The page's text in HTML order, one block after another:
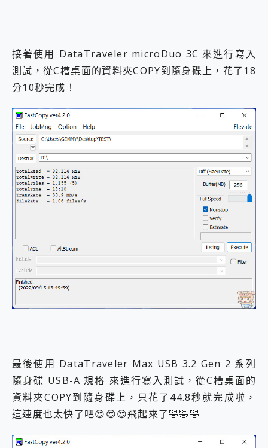
接著使用 DataTraveler microDuo 3C 來進行寫入
測試，從C槽桌面的資料夾COPY到隨身碟上，花了18
分10秒完成！
最後使用 DataTraveler Max USB 3.2 Gen 2 系列
隨身碟 USB-A 規格 來進行寫入測試，從C槽桌面的
資料夾COPY到隨身碟上，只花了44.8秒就完成啦，
這速度也太快了吧😍😍😍飛起來了🤣🤣🤣